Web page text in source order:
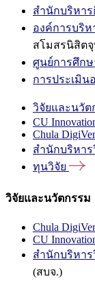
สำนักบริหา
องค์การบริ
สโมสรนิสิต
ศูนย์การศึกษ
การประเมิน
วิจัยและนวัต
CU
Chula
สำนักบริหาร
ทุนวิจัย
วิจัยและนวัตกรรม
Chula
CU
สำนักบริหาร
(สบจ.)